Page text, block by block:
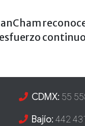
CDMX: 55
Bajío: 442